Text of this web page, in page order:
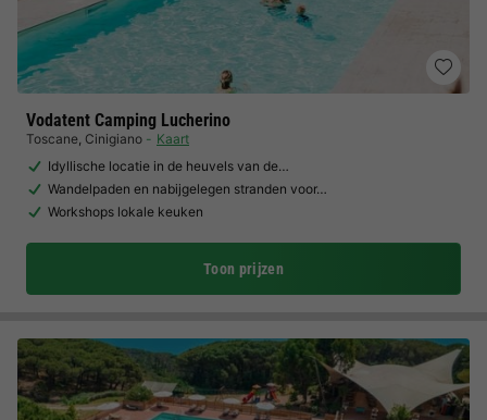
Vodatent Camping Lucherino
Toscane, Cinigiano
Kaart
Idyllische locatie in de heuvels van de…
Wandelpaden en nabijgelegen stranden voor…
Workshops lokale keuken
Toon prijzen